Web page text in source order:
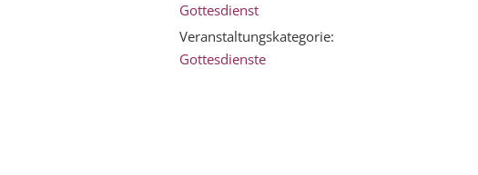
Gottesdienst
Veranstaltungskategorie:
Gottesdienste